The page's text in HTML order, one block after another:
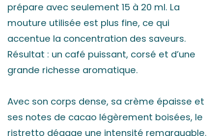
prépare avec seulement 15 à 20 ml. La
mouture utilisée est plus fine, ce qui
accentue la concentration des saveurs.
Résultat : un café puissant, corsé et d’une
grande richesse aromatique.
Avec son corps dense, sa crème épaisse et
ses notes de cacao légèrement boisées, le
ristretto dégage une intensité remarquable.